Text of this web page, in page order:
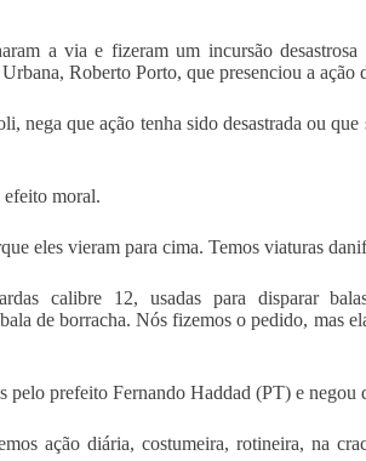
a via e fizeram um incursão
Roberto Porto, que presenciou a ação
nega que ação tenha sido desastrada ou
efeito moral.
eles vieram para cima. Temos viaturas
calibre 12, usadas para disparar
de borracha. Nós fizemos o pedido, mas
pelo prefeito Fernando Haddad (PT) e negou
ação diária, costumeira, rotineira, na